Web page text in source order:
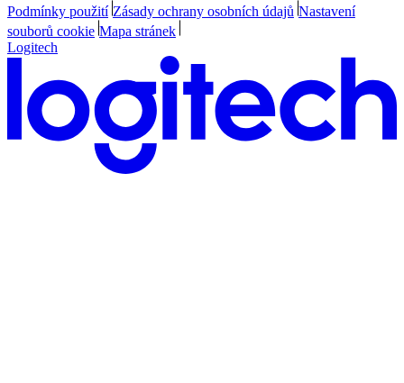
Podmínky použití Zásady ochrany osobních údajů Nastavení
souborů cookie Mapa stránek
Logitech